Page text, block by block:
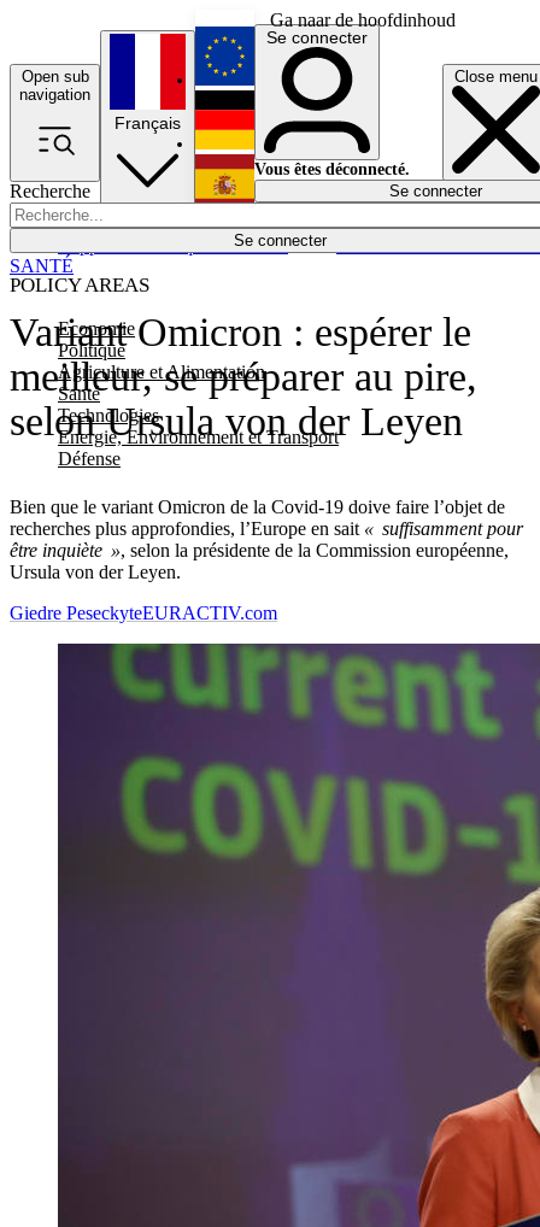
Ga naar de hoofdinhoud
Open sub
navigation
Close menu
Recherche
Se connecter
POLICY AREAS
Economie
Politique
Agriculture et Alimentation
Santé
Technologies
Energie, Environnement et Transport
Défense
Économie
Français
English
Deutsch
Español
Se connecter
Vous êtes déconnecté.
Se connecter
Variant Omicron : espérer le
meilleur, se préparer au pire,
selon Ursula von der Leyen
Bien que le variant Omicron de la Covid-19 doive faire l’objet de
recherches plus approfondies, l’Europe en sait « suffisamment pour
être inquiète », selon la présidente de la Commission européenne,
Ursula von der Leyen.
SANTÉ
Giedre PeseckyteEURACTIV.com